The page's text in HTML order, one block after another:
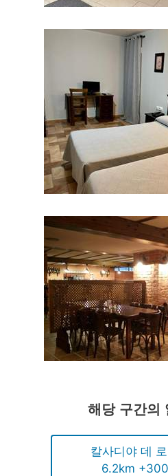
해당 구간의
칼사디야 데
6.2km